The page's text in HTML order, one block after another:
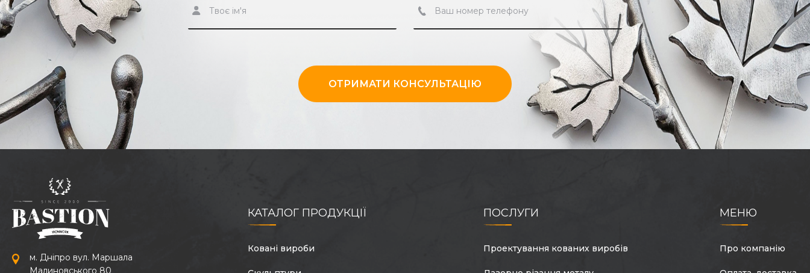
ОТРИМАТИ КОНСУЛЬТАЦІЮ
м. Дніпро вул. Маршала
Малиновського 80
КАТАЛОГ ПРОДУКЦІЇ
Ковані вироби
ПОСЛУГИ
Проектування кованих виробів
МЕНЮ
Про компанію